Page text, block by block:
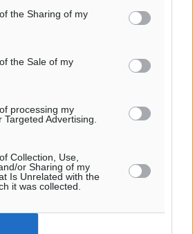
the Sharing of my
the Sale of my
processing my
Advertising.
Collection, Use,
or Sharing of my
Is Unrelated with the
it was collected.
ειδήσεων
από 129.000 επιβάτες
Ραφήνα και Λαύριο